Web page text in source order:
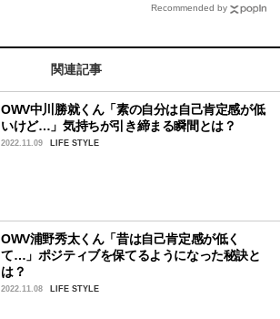
Recommended by
関連記事
OWV中川勝就くん「素の自分は自己肯定感が低
いけど…」気持ちが引き締まる瞬間とは？
2022.11.09 LIFE STYLE
OWV浦野秀太くん「昔は自己肯定感が低く
て…」ポジティブを保てるようになった秘訣と
は？
2022.11.08 LIFE STYLE